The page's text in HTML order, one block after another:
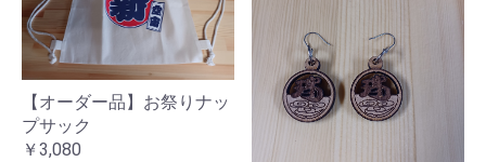
【オーダー品】お祭りナッ
プサック
￥3,080
お買い物を続ける カートへ進む